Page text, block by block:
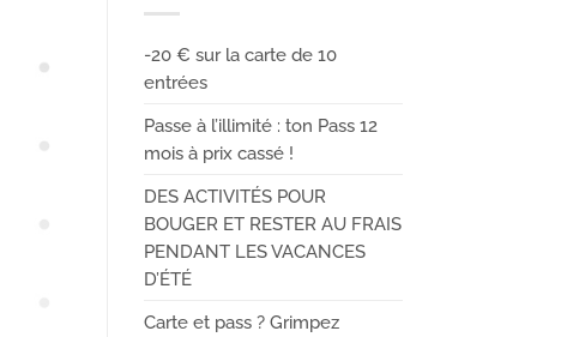
-20 € sur la carte de 10
entrées
Passe à l’illimité : ton Pass 12
mois à prix cassé !
DES ACTIVITÉS POUR
BOUGER ET RESTER AU FRAIS
PENDANT LES VACANCES
D’ÉTÉ
Carte et pass ? Grimpez